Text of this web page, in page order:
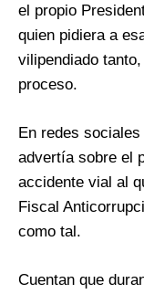
el propio
quien pidiera a
vilipendiado
proceso.
En redes
advertía sobre el
accidente vial al
Fiscal
como tal.
Cuentan que